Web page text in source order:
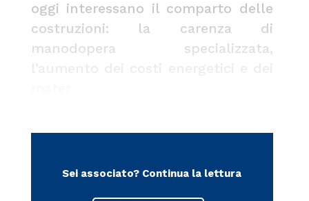
oggi interessano il comparto delle
costruzioni: la carenza di
manodopera specializzata,
Sei associato? Continua la lettura